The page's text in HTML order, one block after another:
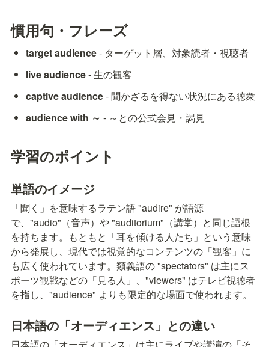
慣用句・フレーズ
target audience - ターゲット層、対象読者・視聴者
live audience - 生の観客
captive audience - 聞かざるを得ない状況にある聴衆
audience with ～ - ～との公式会見・謁見
学習のポイント
単語のイメージ
「聞く」を意味するラテン語 "audire" が語源
で、"audio"（音声）や "auditorium"（講堂）と同じ語根
を持ちます。もともと「耳を傾ける人たち」という意味
から発展し、現代では視覚的なコンテンツの「観客」に
も広く使われています。類義語の "spectators" は主にス
ポーツ観戦などの「見る人」、"viewers" はテレビ視聴者
を指し、"audience" よりも限定的な場面で使われます。
日本語の「オーディエンス」との違い
日本語の「オーディエンス」は主にライブや講演の「そ